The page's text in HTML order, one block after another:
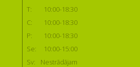
T:
10:00-18:30
C:
10:00-18:30
P:
10:00-18:30
Se:
10:00-15:00
Sv:
Nestrādājam